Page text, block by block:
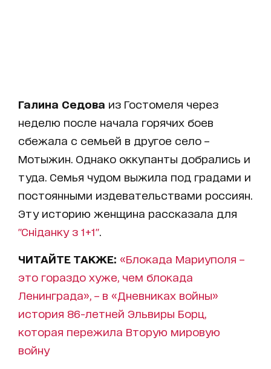
Галина Седова из Гостомеля через
неделю после начала горячих боев
сбежала с семьей в другое село –
Мотыжин. Однако оккупанты добрались и
туда. Семья чудом выжила под градами и
постоянными издевательствами россиян.
Эту историю женщина рассказала для
"Сніданку з 1+1"
ЧИТАЙТЕ ТАКЖЕ: «Блокада Мариуполя –
это гораздо хуже, чем блокада
Ленинграда», – в «Дневниках войны»
история 86-летней Эльвиры Борц,
которая пережила Вторую мировую
войну